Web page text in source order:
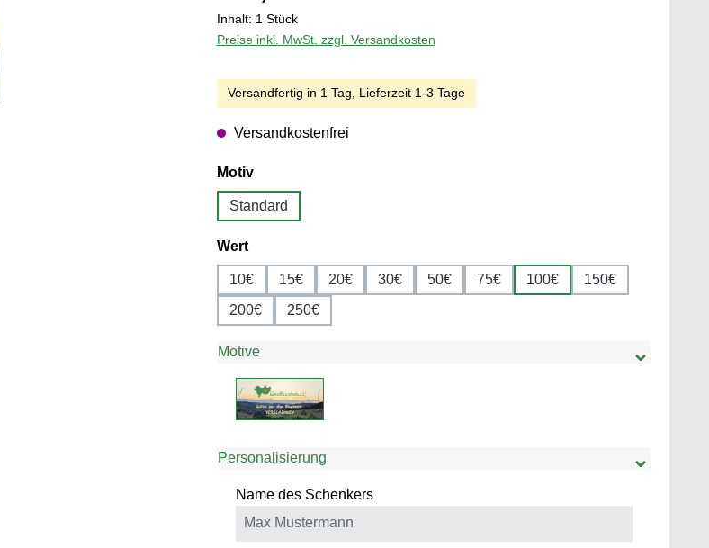
Inhalt: 1 Stück
Preise inkl. MwSt. zzgl. Versandkosten
Versandfertig in 1 Tag, Lieferzeit 1-3 Tage
Versandkostenfrei
Motivauswählen
Standard
Wertauswählen
10€ 15€ 20€ 30€ 50€ 75€ 100€
150€
200€
250€
Motive
Personalisierung
Name des Schenkers